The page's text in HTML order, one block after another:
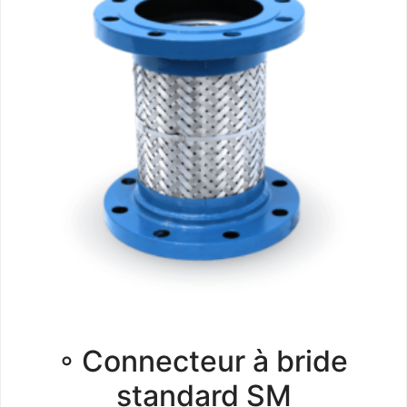
◦ Connecteur à bride
standard SM